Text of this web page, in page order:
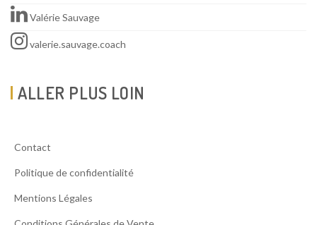
Valérie Sauvage
valerie.sauvage.coach
ALLER PLUS LOIN
Contact
Politique de confidentialité
Mentions Légales